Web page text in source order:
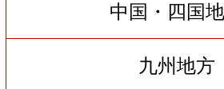
中国・四国
九州地方